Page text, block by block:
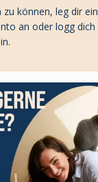
können, leg dir ein
an oder logg dich